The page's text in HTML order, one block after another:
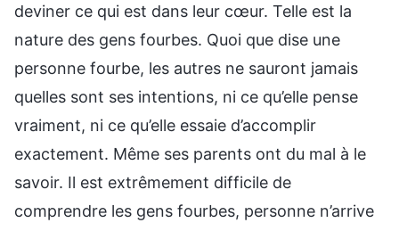
deviner ce qui est dans leur cœur. Telle est la
nature des gens fourbes. Quoi que dise une
personne fourbe, les autres ne sauront jamais
quelles sont ses intentions, ni ce qu’elle pense
vraiment, ni ce qu’elle essaie d’accomplir
exactement. Même ses parents ont du mal à le
savoir. Il est extrêmement difficile de
comprendre les gens fourbes, personne n’arrive